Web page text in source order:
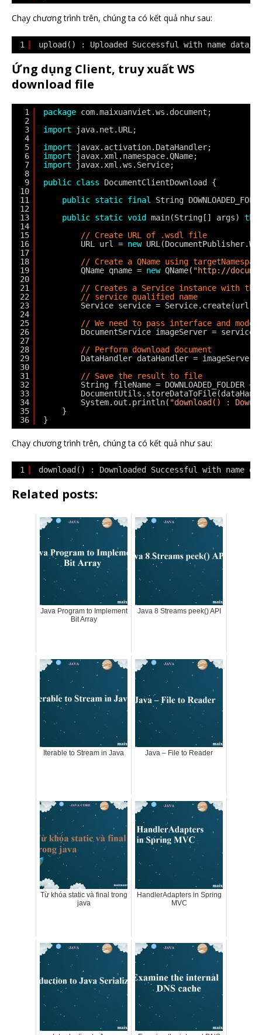
Chạy chương trình trên, chúng ta có kết quả như sau:
1 upload() : Uploaded Successful with name data/
Ứng dụng Client, truy xuất WS
download file
1
2
3
4
5
6
7
8
9
10
11
12
13
14
15
16
17
18
19
20
21
22
23
24
25
26
27
28
29
30
31
32
33
34
35
36
package com.maixuanviet.ws.document;
import
java.net.URL;
import
javax.activation.DataHandler;
import
javax.xml.namespace.QName;
import
javax.xml.ws.Service;
public class
DocumentClientDownload {
public static final
String
public static void main(String[] args)
// Create URL of .wsdl file
URL url = new
// Create a QName using
QName qname = new QName( "http://
// Creates a Service instance with the
// service qualified name
Service service = Service.create(url,
// We need to pass interface and
DocumentService imageServer =
// Perform download document
DataHandler dataHandler =
// Save the result to file
String fileName = DOWNLOADED_FOLDER +
System.out.println( "download() :
}
}
Chạy chương trình trên, chúng ta có kết quả như sau:
1 download() : Downloaded Successful with name
Related posts:
Java Program to Implement
Bit Array
Java 8 Streams peek() API
Iterable to Stream in Java Java – File to Reader
Từ khóa static và final trong
java
HandlerAdapters in Spring
MVC